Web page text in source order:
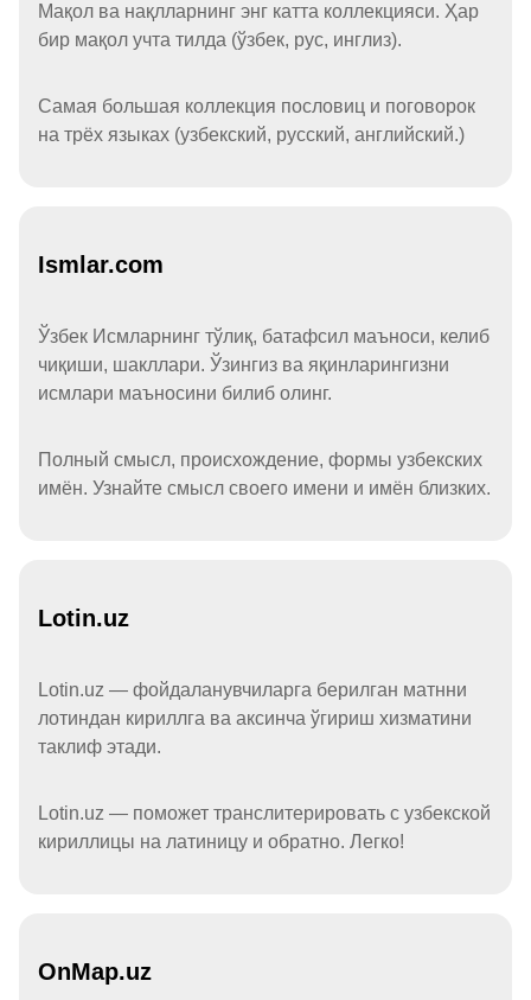
Мақол ва нақлларнинг энг катта коллекцияси. Ҳар
бир мақол учта тилда (ўзбек, рус, инглиз).
Самая большая коллекция пословиц и поговорок
на трёх языках (узбекский, русский, английский.)
Ismlar.com
Ўзбек Исмларнинг тўлиқ, батафсил маъноси, келиб
чиқиши, шакллари. Ўзингиз ва яқинларингизни
исмлари маъносини билиб олинг.
Полный смысл, происхождение, формы узбекских
имён. Узнайте смысл своего имени и имён близких.
Lotin.uz
Lotin.uz — фойдаланувчиларга берилган матнни
лотиндан кириллга ва аксинча ўгириш хизматини
таклиф этади.
Lotin.uz — поможет транслитерировать с узбекской
кириллицы на латиницу и обратно. Легко!
OnMap.uz